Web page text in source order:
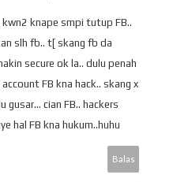
kwn2 knape smpi tutup FB..
slh fb.. t[ skang fb da
secure ok la.. dulu penah
account FB kna hack.. skang x
gusar... cian FB.. hackers
hal FB kna hukum..huhu
Balas